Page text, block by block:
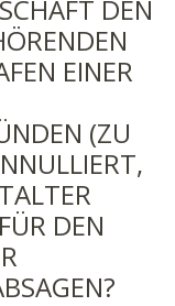
DEN
EINER
(ZU
DEN